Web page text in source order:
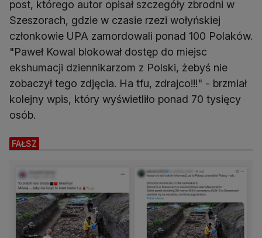
post, którego autor opisał szczegóły zbrodni w
Szeszorach, gdzie w czasie rzezi wołyńskiej
członkowie UPA zamordowali ponad 100 Polaków.
"Paweł Kowal blokował dostęp do miejsc
ekshumacji dziennikarzom z Polski, żebyś nie
zobaczył tego zdjęcia. Ha tfu, zdrajco!!!" - brzmiał
kolejny wpis, który wyświetliło ponad 70 tysięcy
osób.
FAŁSZ